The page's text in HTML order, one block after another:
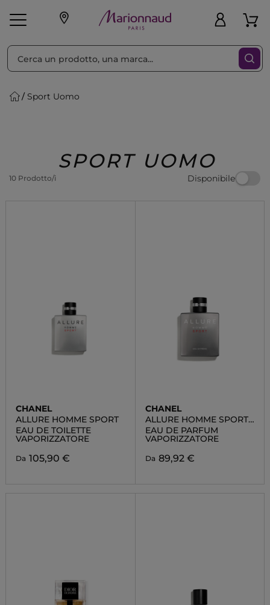
Make-up
Regalo
Sport Uomo
SPORT UOMO
10 Prodotto/i Disponibile
Ordina per Filtra
CHANEL
ALLURE HOMME SPORT
EAU DE TOILETTE
VAPORIZZATORE
Da 105,90 €
CHANEL
ALLURE HOMME SPORT
EAU EXTRÊME
EAU DE PARFUM
VAPORIZZATORE
Da 89,92 €